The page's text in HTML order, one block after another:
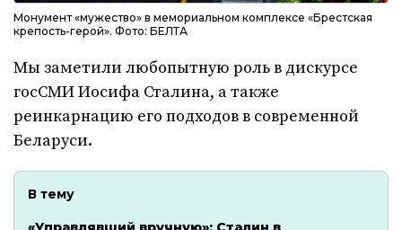
Монумент «мужество» в мемориальном комплексе «Брестская
крепость-герой». Фото: БЕЛТА
Мы заметили любопытную роль в дискурсе
госСМИ Иосифа Сталина, а также
реинкарнацию его подходов в современной
Беларуси.
В тему